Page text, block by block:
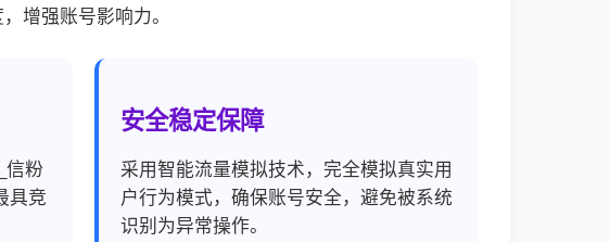
增强账号影响力。
信粉
具竞
安全稳定保障
采用智能流量模拟技术，完全模拟真实用
户行为模式，确保账号安全，避免被系统
识别为异常操作。